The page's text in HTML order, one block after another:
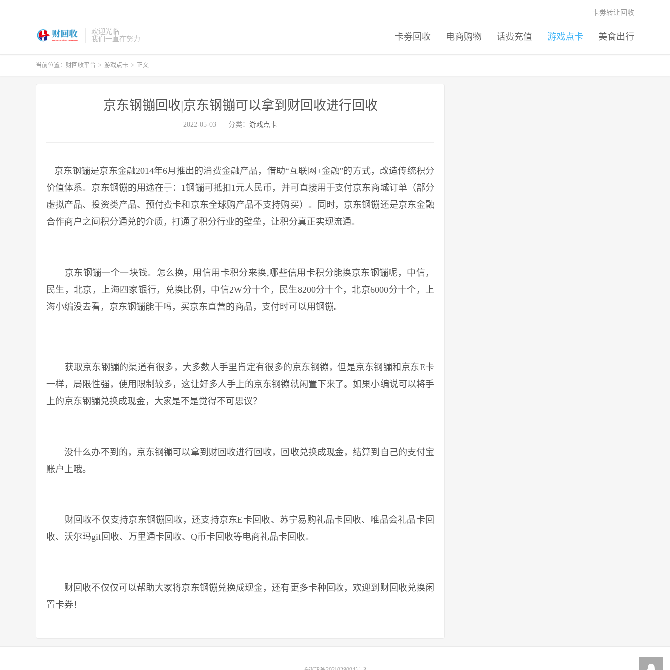
欢迎光临
我们一直在努力
卡劵回收 电商购物 话费充值 游戏点卡 美食出行
卡劵转让回收
当前位置： 财回收平台 > 游戏点卡 > 正文
京东钢镚回收|京东钢镚可以拿到财回收进行回收
2022-05-03 分类： 游戏点卡
京东钢镚是京东金融2014年6月推出的消费金融产品，借助“互联网+金融”的方式，改造传统积分
价值体系。京东钢镚的用途在于：1钢镚可抵扣1元人民币，并可直接用于支付京东商城订单（部分
虚拟产品、投资类产品、预付费卡和京东全球购产品不支持购买）。同时，京东钢镚还是京东金融
合作商户之间积分通兑的介质，打通了积分行业的壁垒，让积分真正实现流通。
京东钢镚一个一块钱。怎么换，用信用卡积分来换,哪些信用卡积分能换京东钢镚呢，中信，
民生，北京，上海四家银行，兑换比例，中信2W分十个，民生8200分十个，北京6000分十个，上
海小编没去看，京东钢镚能干吗，买京东直营的商品，支付时可以用钢镚。
获取京东钢镚的渠道有很多，大多数人手里肯定有很多的京东钢镚，但是京东钢镚和京东E卡
一样，局限性强，使用限制较多，这让好多人手上的京东钢镚就闲置下来了。如果小编说可以将手
上的京东钢镚兑换成现金，大家是不是觉得不可思议？
没什么办不到的，京东钢镚可以拿到财回收进行回收，回收兑换成现金，结算到自己的支付宝
账户上哦。
财回收不仅支持京东钢镚回收，还支持京东E卡回收、苏宁易购礼品卡回收、唯品会礼品卡回
收、沃尔玛gif回收、万里通卡回收、Q币卡回收等电商礼品卡回收。
财回收不仅仅可以帮助大家将京东钢镚兑换成现金，还有更多卡种回收，欢迎到财回收兑换闲
置卡券！